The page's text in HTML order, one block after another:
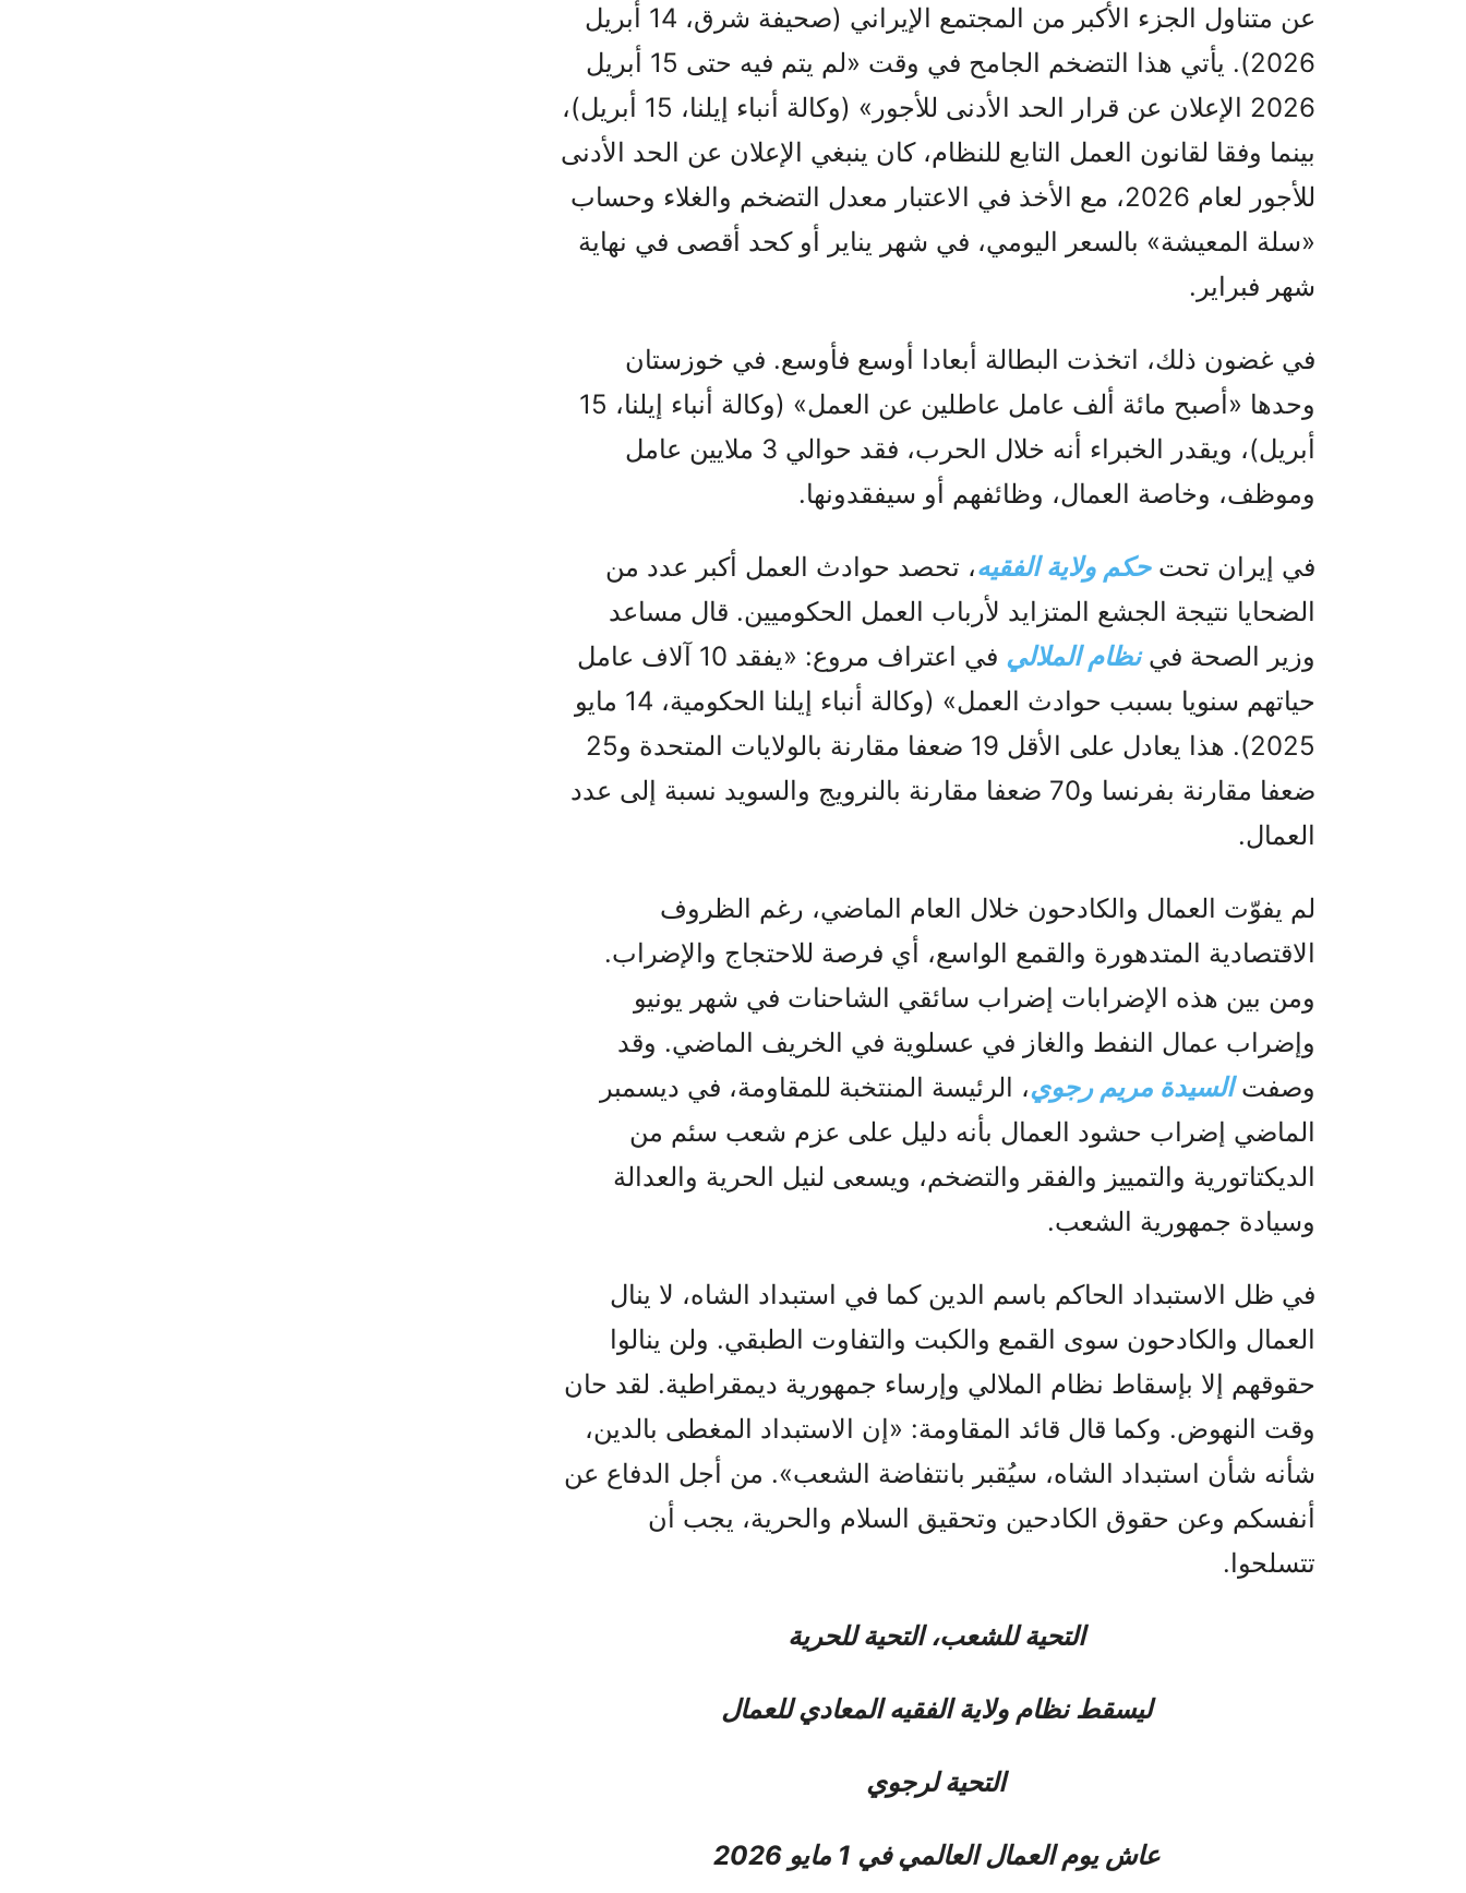
عن متناول الجزء الأكبر من المجتمع الإيراني (صحيفة شرق، 14 أبريل
2026). يأتي هذا التضخم الجامح في وقت «لم يتم فيه حتى 15 أبريل
2026 الإعلان عن قرار الحد الأدنى للأجور» (وكالة أنباء إيلنا، 15 أبريل)،
بينما وفقا لقانون العمل التابع للنظام، كان ينبغي الإعلان عن الحد الأدنى
للأجور لعام 2026، مع الأخذ في الاعتبار معدل التضخم والغلاء وحساب
«سلة المعيشة» بالسعر اليومي، في شهر يناير أو كحد أقصى في نهاية
شهر فبراير.
في غضون ذلك، اتخذت البطالة أبعادا أوسع فأوسع. في خوزستان
وحدها «أصبح مائة ألف عامل عاطلين عن العمل» (وكالة أنباء إيلنا، 15
أبريل)، ويقدر الخبراء أنه خلال الحرب، فقد حوالي 3 ملايين عامل
وموظف، وخاصة العمال، وظائفهم أو سيفقدونها.
في إيران تحتحكم ولاية الفقيه، تحصد حوادث العمل أكبر عدد من
الضحايا نتيجة الجشع المتزايد لأرباب العمل الحكوميين. قال مساعد
وزير الصحة فينظام الملالي
في اعتراف مروع: «يفقد 10 آلاف عامل
حياتهم سنويا بسبب حوادث العمل» (وكالة أنباء إيلنا الحكومية، 14 مايو
2025). هذا يعادل على الأقل 19 ضعفا مقارنة بالولايات المتحدة و25
ضعفا مقارنة بفرنسا و70 ضعفا مقارنة بالنرويج والسويد نسبة إلى عدد
العمال.
لم يفوّت العمال والكادحون خلال العام الماضي، رغم الظروف
الاقتصادية المتدهورة والقمع الواسع، أي فرصة للاحتجاج والإضراب.
ومن بين هذه الإضرابات إضراب سائقي الشاحنات في شهر يونيو
وإضراب عمال النفط والغاز في عسلوية في الخريف الماضي. وقد
وصفتالسيدة مريم رجوي، الرئيسة المنتخبة للمقاومة، في ديسمبر
الماضي إضراب حشود العمال بأنه دليل على عزم شعب سئم من
الديكتاتورية والتمييز والفقر والتضخم، ويسعى لنيل الحرية والعدالة
وسيادة جمهورية الشعب.
في ظل الاستبداد الحاكم باسم الدين كما في استبداد الشاه، لا ينال
العمال والكادحون سوى القمع والكبت والتفاوت الطبقي. ولن ينالوا
حقوقهم إلا بإسقاط نظام الملالي وإرساء جمهورية ديمقراطية. لقد حان
وقت النهوض. وكما قال قائد المقاومة: «إن الاستبداد المغطى بالدين،
شأنه شأن استبداد الشاه، سيُقبر بانتفاضة الشعب». من أجل الدفاع عن
أنفسكم وعن حقوق الكادحين وتحقيق السلام والحرية، يجب أن
تتسلحوا.
التحية للشعب، التحية للحرية
ليسقط نظام ولاية الفقيه المعادي للعمال
التحية لرجوي
عاش يوم العمال العالمي في 1 مايو 2026